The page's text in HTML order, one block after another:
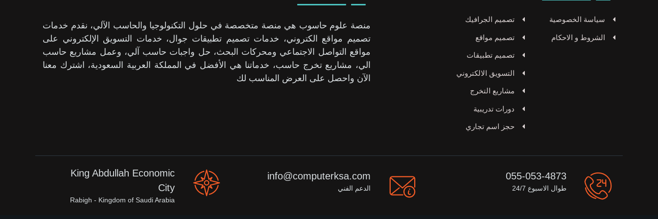
منصة علوم حاسوب هي منصة متخصصة في حلول التكنولوجيا والحاسب الآلي، نقدم خدمات
تصميم مواقع الكتروني، خدمات تصميم تطبيقات جوال، خدمات التسويق الإلكتروني على
مواقع التواصل الاجتماعي ومحركات البحث، حل واجبات حاسب آلي، وعمل مشاريع حاسب
الي، مشاريع تخرج حاسب، خدماتنا هي الأفضل في المملكة العربية السعودية، اشترك معنا
الآن واحصل على العرض المناسب لك
تصميم الجرافيك
تصميم مواقع
تصميم تطبيقات
التسويق الالكتروني
مشاريع التخرج
دورات تدريبية
حجز اسم تجاري
سياسة الخصوصية
الشروط و الاحكام
055-053-4873
طوال الاسبوع 24/7
info@computerksa.com
الدعم الفني
King Abdullah Economic
City
Rabigh - Kingdom of Saudi Arabia